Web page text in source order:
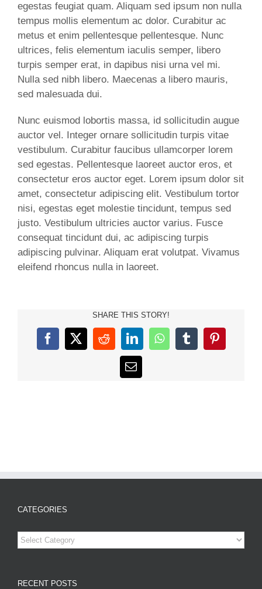
egestas feugiat quam. Aliquam sed ipsum non nulla
tempus mollis elementum ac dolor. Curabitur ac
metus et enim pellentesque pellentesque. Nunc
ultrices, felis elementum iaculis semper, libero
turpis semper erat, in dapibus nisi urna vel mi.
Nulla sed nibh libero. Maecenas a libero mauris,
sed malesuada dui.
Nunc euismod lobortis massa, id sollicitudin augue
auctor vel. Integer ornare sollicitudin turpis vitae
vestibulum. Curabitur faucibus ullamcorper lorem
sed egestas. Pellentesque laoreet auctor eros, et
consectetur eros auctor eget. Lorem ipsum dolor sit
amet, consectetur adipiscing elit. Vestibulum tortor
nisi, egestas eget molestie tincidunt, tempus sed
justo. Vestibulum ultricies auctor varius. Fusce
consequat tincidunt dui, ac adipiscing turpis
adipiscing pulvinar. Aliquam erat volutpat. Vivamus
eleifend rhoncus nulla in laoreet.
SHARE THIS STORY!
Facebook
X RedditLinkedInWhatsAppTumblrPinterest
Email
CATEGORIES
Categories
RECENT POSTS